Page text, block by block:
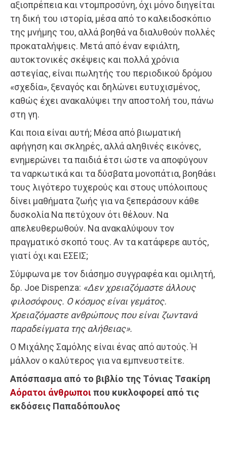
αξιοπρέπεια και ντομπροσύνη, όχι μόνο διηγείται
τη δική του ιστορία, μέσα από το καλειδοσκόπιο
της μνήμης του, αλλά βοηθά να διαλυθούν πολλές
προκαταλήψεις. Μετά από έναν εφιάλτη,
αυτοκτονικές σκέψεις και πολλά χρόνια
αστεγίας, είναι πωλητής του περιοδικού δρόμου
«σχεδία», ξεναγός και δηλώνει ευτυχισμένος,
καθώς έχει ανακαλύψει την αποστολή του, πάνω
στη γη.
Και ποια είναι αυτή; Μέσα από βιωματική
αφήγηση και σκληρές, αλλά αληθινές εικόνες,
ενημερώνει τα παιδιά έτσι ώστε να αποφύγουν
τα ναρκωτικά και τα δύσβατα μονοπάτια, βοηθάει
τους λιγότερο τυχερούς και στους υπόλοιπους
δίνει μαθήματα ζωής για να ξεπεράσουν κάθε
δυσκολία Να πετύχουν ότι θέλουν. Να
απελευθερωθούν. Να ανακαλύψουν τον
πραγματικό σκοπό τους. Αν τα κατάφερε αυτός,
γιατί όχι και ΕΣΕΙΣ;
Σύμφωνα με τον διάσημο συγγραφέα και ομιλητή,
δρ. Joe Dispenza: «Δεν χρειαζόμαστε άλλους
φιλοσόφους. Ο κόσμος είναι γεμάτος.
Χρειαζόμαστε ανθρώπους που είναι ζωντανά
παραδείγματα της αλήθειας».
Ο Μιχάλης Σαμόλης είναι ένας από αυτούς. Ή
μάλλον ο καλύτερος για να εμπνευστείτε.
Απόσπασμα από το βιβλίο της Τόνιας Τσακίρη
Αόρατοι άνθρωποιπου κυκλοφορεί από τις
εκδόσεις Παπαδόπουλος